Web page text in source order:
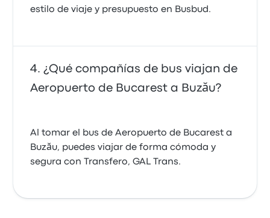
estilo de viaje y presupuesto en Busbud.
¿Qué compañías de bus viajan de
Aeropuerto de Bucarest a Buzău?
Al tomar el bus de Aeropuerto de Bucarest a
Buzău, puedes viajar de forma cómoda y
segura con Transfero, GAL Trans.